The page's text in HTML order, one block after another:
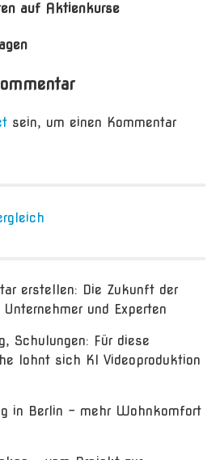
auf Aktienkurse
sein, um einen Kommentar
erstellen: Die Zukunft der
und Experten
Schulungen: Für diese
lohnt sich KI Videoproduktion
in Berlin – mehr Wohnkomfort